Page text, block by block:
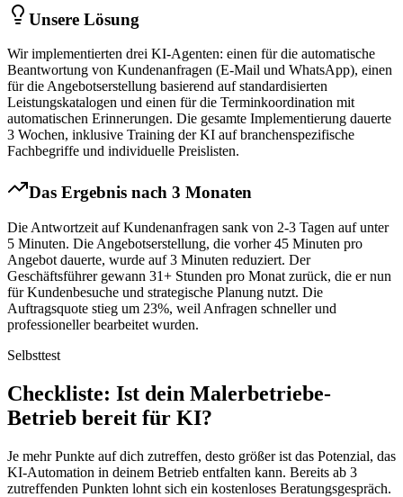
Unsere Lösung
Wir implementierten drei KI-Agenten: einen für die automatische
Beantwortung von Kundenanfragen (E-Mail und WhatsApp), einen
für die Angebotserstellung basierend auf standardisierten
Leistungskatalogen und einen für die Terminkoordination mit
automatischen Erinnerungen. Die gesamte Implementierung dauerte
3 Wochen, inklusive Training der KI auf branchenspezifische
Fachbegriffe und individuelle Preislisten.
Das Ergebnis nach 3 Monaten
Die Antwortzeit auf Kundenanfragen sank von 2-3 Tagen auf unter
5 Minuten. Die Angebotserstellung, die vorher 45 Minuten pro
Angebot dauerte, wurde auf 3 Minuten reduziert. Der
Geschäftsführer gewann 31+ Stunden pro Monat zurück, die er nun
für Kundenbesuche und strategische Planung nutzt. Die
Auftragsquote stieg um 23%, weil Anfragen schneller und
professioneller bearbeitet wurden.
Selbsttest
Checkliste: Ist dein Malerbetriebe-
Betrieb bereit für KI?
Je mehr Punkte auf dich zutreffen, desto größer ist das Potenzial, das
KI-Automation in deinem Betrieb entfalten kann. Bereits ab 3
zutreffenden Punkten lohnt sich ein kostenloses Beratungsgespräch.